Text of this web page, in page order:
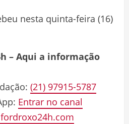
nesta quinta-feira (16)
– Aqui a informação
(21) 97915-5787
Entrar no canal